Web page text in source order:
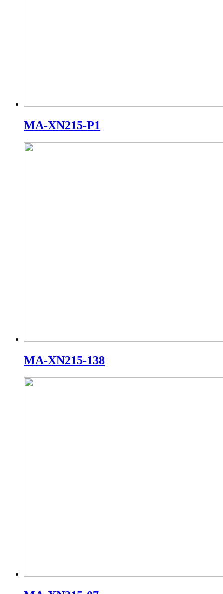
MA-XN215-P1
MA-XN215-138